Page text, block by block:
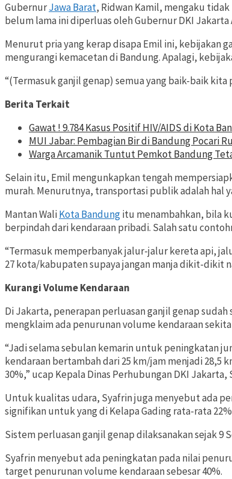
GubernurJawa Barat, Ridwan Kamil, mengaku
belum lama ini diperluas oleh Gubernur DKI Jakarta
Menurut pria yang kerap disapa Emil ini, kebijakan
mengurangi kemacetan di Bandung. Apalagi,
“(Termasuk ganjil genap) semua yang baik-baik kita
Berita Terkait
Gawat ! 9.784 Kasus Positif HIV/AIDS di Kota
MUI Jabar: Pembagian Bir di Bandung Pocari
Warga Arcamanik Tuntut Pemkot Bandung
Selain itu, Emil mengunkapkan tengah
murah. Menurutnya, transportasi publik adalah hal
Mantan WaliKota Bandungitu menambahkan, bila
berpindah dari kendaraan pribadi. Salah satu
“Termasuk memperbanyak jalur-jalur kereta api,
27 kota/kabupaten supaya jangan manja dikit-dikit
Kurangi Volume Kendaraan
Di Jakarta, penerapan perluasan ganjil genap
mengklaim ada penurunan volume kendaraan
“Jadi selama sebulan kemarin untuk peningkatan
kendaraan bertambah dari 25 km/jam menjadi 28,5
30%,” ucap Kepala Dinas Perhubungan DKI
Untuk kualitas udara, Syafrin juga menyebut ada
signifikan untuk yang di Kelapa Gading rata-rata
Sistem perluasan ganjil genap dilaksanakan sejak 9
Syafrin menyebut ada peningkatan pada nilai
target penurunan volume kendaraan sebesar 40%.